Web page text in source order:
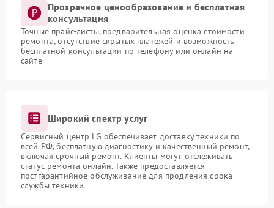
Прозрачное ценообразование и бесплатная
консультация
Точные прайс-листы, предварительная оценка стоимости
ремонта, отсутствие скрытых платежей и возможность
бесплатной консультации по телефону или онлайн на
сайте
Широкий спектр услуг
Сервисный центр LG обеспечивает доставку техники по
всей РФ, бесплатную диагностику и качественный ремонт,
включая срочный ремонт. Клиенты могут отслеживать
статус ремонта онлайн. Также предоставляется
постгарантийное обслуживание для продления срока
службы техники